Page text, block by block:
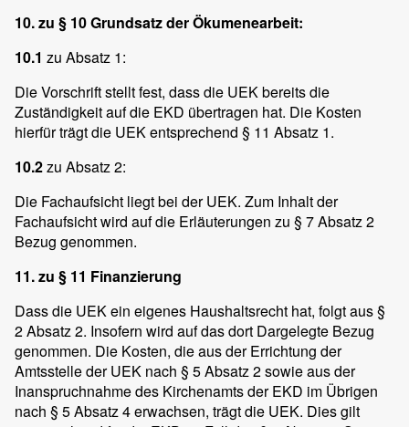
10. zu § 10 Grundsatz der Ökumenearbeit:
10.1 zu Absatz 1:
Die Vorschrift stellt fest, dass die UEK bereits die
Zuständigkeit auf die EKD übertragen hat. Die Kosten
hierfür trägt die UEK entsprechend § 11 Absatz 1.
10.2zu Absatz 2:
Die Fachaufsicht liegt bei der UEK. Zum Inhalt der
Fachaufsicht wird auf die Erläuterungen zu § 7 Absatz 2
Bezug genommen.
11. zu § 11 Finanzierung
Dass die UEK ein eigenes Haushaltsrecht hat, folgt aus §
2 Absatz 2. Insofern wird auf das dort Dargelegte Bezug
genommen. Die Kosten, die aus der Errichtung der
Amtsstelle der UEK nach § 5 Absatz 2 sowie aus der
Inanspruchnahme des Kirchenamts der EKD im Übrigen
nach § 5 Absatz 4 erwachsen, trägt die UEK. Dies gilt